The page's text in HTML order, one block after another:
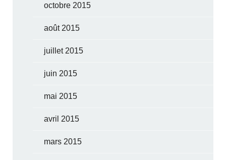
octobre 2015
août 2015
juillet 2015
juin 2015
mai 2015
avril 2015
mars 2015